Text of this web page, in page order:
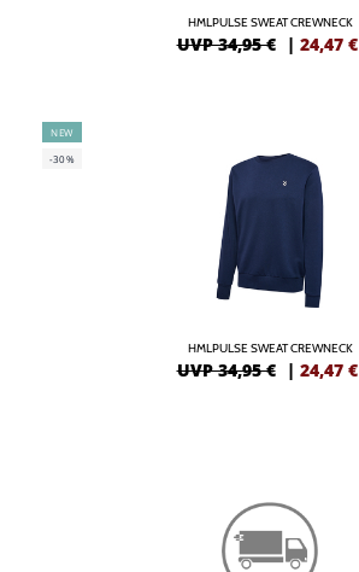
HMLPULSE SWEAT CREWNECK
UVP 34,95 € | 24,47 €
NEW
-30%
HMLPULSE SWEAT CREWNECK
UVP 34,95 € | 24,47 €